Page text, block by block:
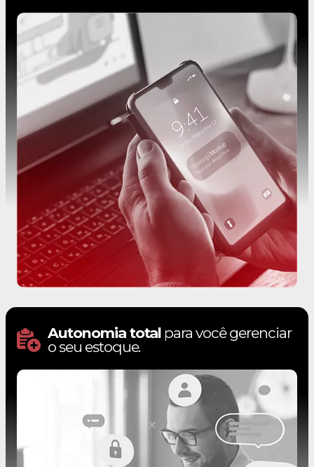
Autonomia total para você gerenciar
o seu estoque.